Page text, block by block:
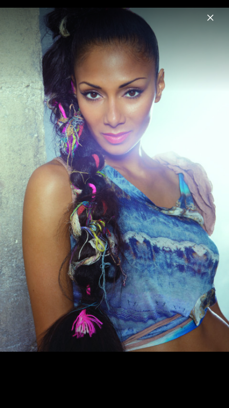
Menu
Nicole Scherzinger
Home News Musik Videos Fotos
Nicole Scherzinger Pressebilder 2011